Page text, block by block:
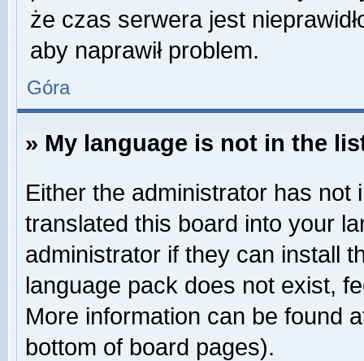
że czas serwera jest
aby naprawił problem.
Góra
» My language is not in the
Either the administrator has
translated this board into your
administrator if they can install
language pack does not exist,
More information can be found
bottom of board pages).